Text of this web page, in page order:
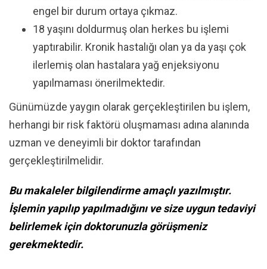
engel bir durum ortaya çıkmaz.
18 yaşını doldurmuş olan herkes bu işlemi
yaptırabilir. Kronik hastalığı olan ya da yaşı çok
ilerlemiş olan hastalara yağ enjeksiyonu
yapılmaması önerilmektedir.
Günümüzde yaygın olarak gerçekleştirilen bu işlem,
herhangi bir risk faktörü oluşmaması adına alanında
uzman ve deneyimli bir doktor tarafından
gerçekleştirilmelidir.
Bu makaleler bilgilendirme amaçlı yazılmıştır.
İşlemin yapılıp yapılmadığını ve size uygun tedaviyi
belirlemek için doktorunuzla görüşmeniz
gerekmektedir.